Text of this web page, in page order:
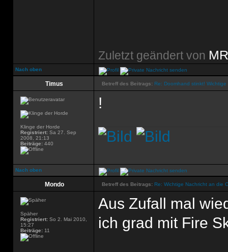
Zuletzt geändert von
Nach oben
Timus Betreff des Beitrags: Re: Doomhand stinkt! Wichtige
Klinge der Horde
Registriert: Sa 27. Sep
2008, 21:13
Beiträge: 440
!
Nach oben
Mondo Betreff des Beitrags: Re: Wichtige Nachricht an die
Späher
Registriert: So 2. Mai 2010,
15:27
Beiträge: 11
Aus Zufall mal
ich grad mit Fire